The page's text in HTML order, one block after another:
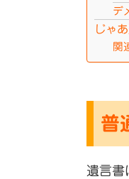
デ
じゃ
関
普
遺言書